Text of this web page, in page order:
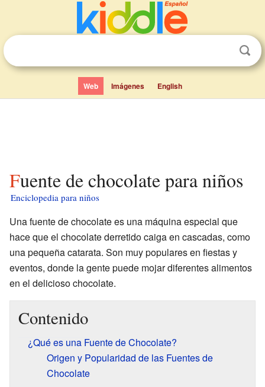
Web Imágenes English
Fuente de chocolate para niños
Enciclopedia para niños
Una fuente de chocolate es una máquina especial que
hace que el chocolate derretido caiga en cascadas, como
una pequeña catarata. Son muy populares en fiestas y
eventos, donde la gente puede mojar diferentes alimentos
en el delicioso chocolate.
Contenido
¿Qué es una Fuente de Chocolate?
Origen y Popularidad de las Fuentes de
Chocolate